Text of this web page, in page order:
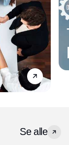
Se alle